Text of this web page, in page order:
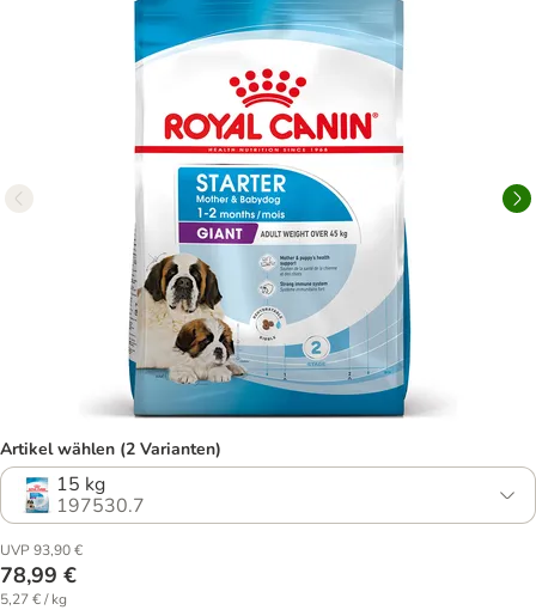
Artikel wählen (2 Varianten)
15 kg
197530.7
UVP 93,90 €
78,99 €
5,27 € / kg